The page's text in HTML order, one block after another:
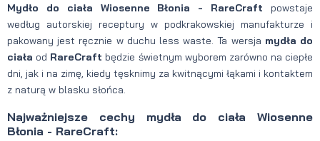
Mydło do ciała Wiosenne Błonia - RareCraft powstaje
według autorskiej receptury w podkrakowskiej manufakturze i
pakowany jest ręcznie w duchu less waste. Ta wersja mydła do
ciała od RareCraft będzie świetnym wyborem zarówno na ciepłe
dni, jak i na zimę, kiedy tęsknimy za kwitnącymi łąkami i kontaktem
z naturą w blasku słońca.
Najważniejsze cechy mydła do ciała Wiosenne
Błonia - RareCraft: